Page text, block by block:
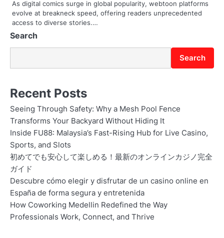
As digital comics surge in global popularity, webtoon platforms
evolve at breakneck speed, offering readers unprecedented
access to diverse stories.…
Search
Search
Recent Posts
Seeing Through Safety: Why a Mesh Pool Fence
Transforms Your Backyard Without Hiding It
Inside FU88: Malaysia’s Fast-Rising Hub for Live Casino,
Sports, and Slots
初めてでも安心して楽しめる！最新のオンラインカジノ完全
ガイド
Descubre cómo elegir y disfrutar de un casino online en
España de forma segura y entretenida
How Coworking Medellin Redefined the Way
Professionals Work, Connect, and Thrive